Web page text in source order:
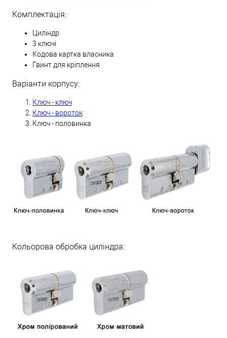
Комплектація:
Циліндр
3 ключі
Кодова картка власника
Гвинт для кріплення
Варіанти корпусу:
Ключ - ключ
Ключ - вороток
Ключ - половинка
Кольорова обробка циліндра: